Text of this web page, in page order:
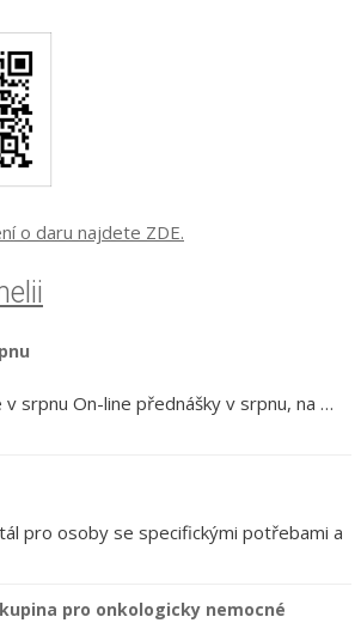
o daru najdete ZDE.
v srpnu On-line přednášky v srpnu, na …
pro osoby se specifickými potřebami a
pro onkologicky nemocné